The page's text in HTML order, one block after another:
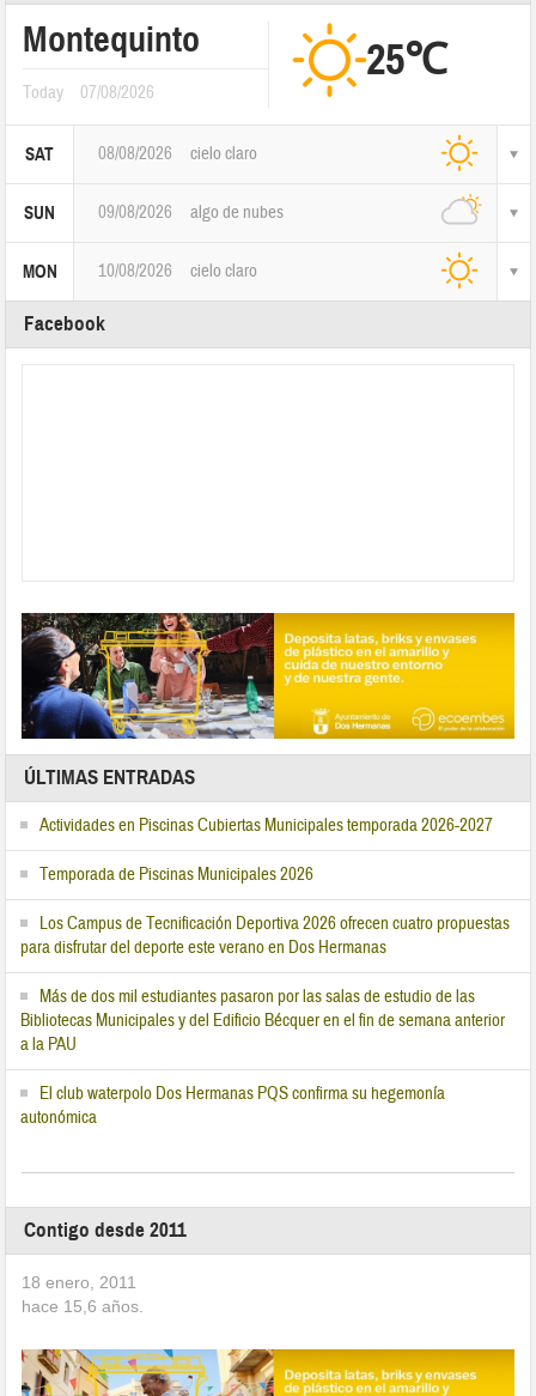
Montequinto
Today 07/08/2026
25℃
SAT 08/08/2026 cielo claro
SUN 09/08/2026 algo de nubes
MON 10/08/2026 cielo claro
Facebook
ÚLTIMAS ENTRADAS
Actividades en Piscinas Cubiertas Municipales temporada 2026-2027
Temporada de Piscinas Municipales 2026
Los Campus de Tecnificación Deportiva 2026 ofrecen cuatro propuestas
para disfrutar del deporte este verano en Dos Hermanas
Más de dos mil estudiantes pasaron por las salas de estudio de las
Bibliotecas Municipales y del Edificio Bécquer en el fin de semana anterior
a la PAU
El club waterpolo Dos Hermanas PQS confirma su hegemonía
autonómica
Contigo desde 2011
18 enero, 2011
hace 15,6 años.